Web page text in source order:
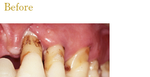
トニング
科
Before